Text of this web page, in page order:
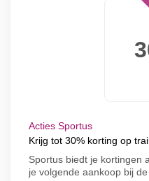
Acties Sportus
Krijg tot 30% korting op
Sportus biedt je kortingen
je volgende aankoop bij